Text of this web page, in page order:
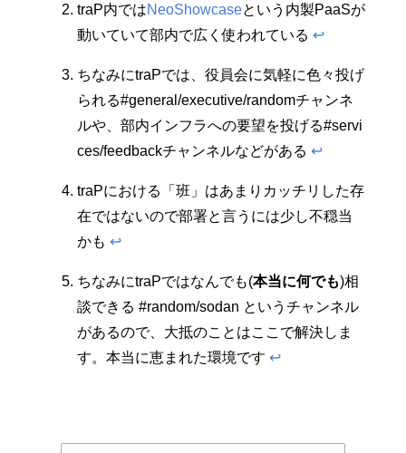
traP内ではNeoShowcaseという内製PaaSが
動いていて部内で広く使われている ↩︎
ちなみにtraPでは、役員会に気軽に色々投げ
られる#general/executive/randomチャンネ
ルや、部内インフラへの要望を投げる#servi
ces/feedbackチャンネルなどがある ↩︎
traPにおける「班」はあまりカッチリした存
在ではないので部署と言うには少し不穏当
かも ↩︎
ちなみにtraPではなんでも(本当に何でも)相
談できる #random/sodan というチャンネル
があるので、大抵のことはここで解決しま
す。本当に恵まれた環境です ↩︎